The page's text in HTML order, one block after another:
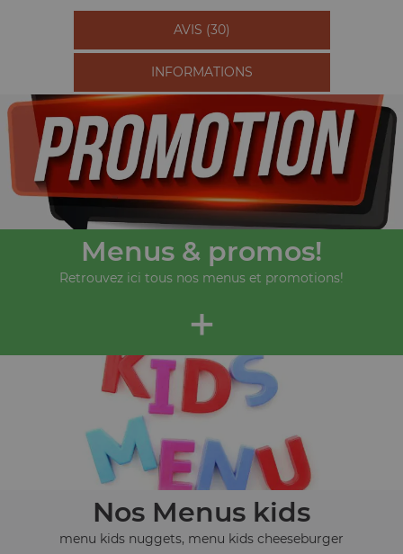
AVIS (30)
INFORMATIONS
Menus & promos!
Retrouvez ici tous nos menus et promotions!
+
Nos Menus kids
menu kids nuggets, menu kids cheeseburger